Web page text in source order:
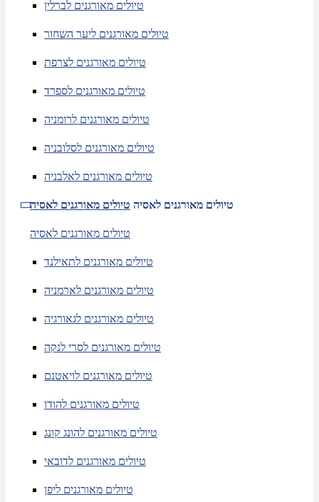
טיולים מאורגנים לברלין
טיולים מאורגנים ליער השחור
טיולים מאורגנים לצרפת
טיולים מאורגנים לספרד
טיולים מאורגנים לרומניה
טיולים מאורגנים לסלובניה
טיולים מאורגנים לאלבניה
טיולים מאורגנים לאסיה טיולים מאורגנים לאסיה
טיולים מאורגנים לאסיה
טיולים מאורגנים לתאילנד
טיולים מאורגנים לארמניה
טיולים מאורגנים לגאורגיה
טיולים מאורגנים לסרי לנקה
טיולים מאורגנים לויאטנם
טיולים מאורגנים להודו
טיולים מאורגנים להונג קונג
טיולים מאורגנים לדובאי
טיולים מאורגנים ליפן